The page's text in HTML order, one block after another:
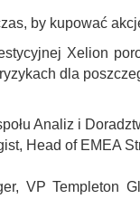
by kupować
Xelion
dla
Analiz i
Head of EMEA
VP Templeton